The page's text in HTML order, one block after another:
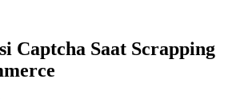
Captcha Saat Scrapping